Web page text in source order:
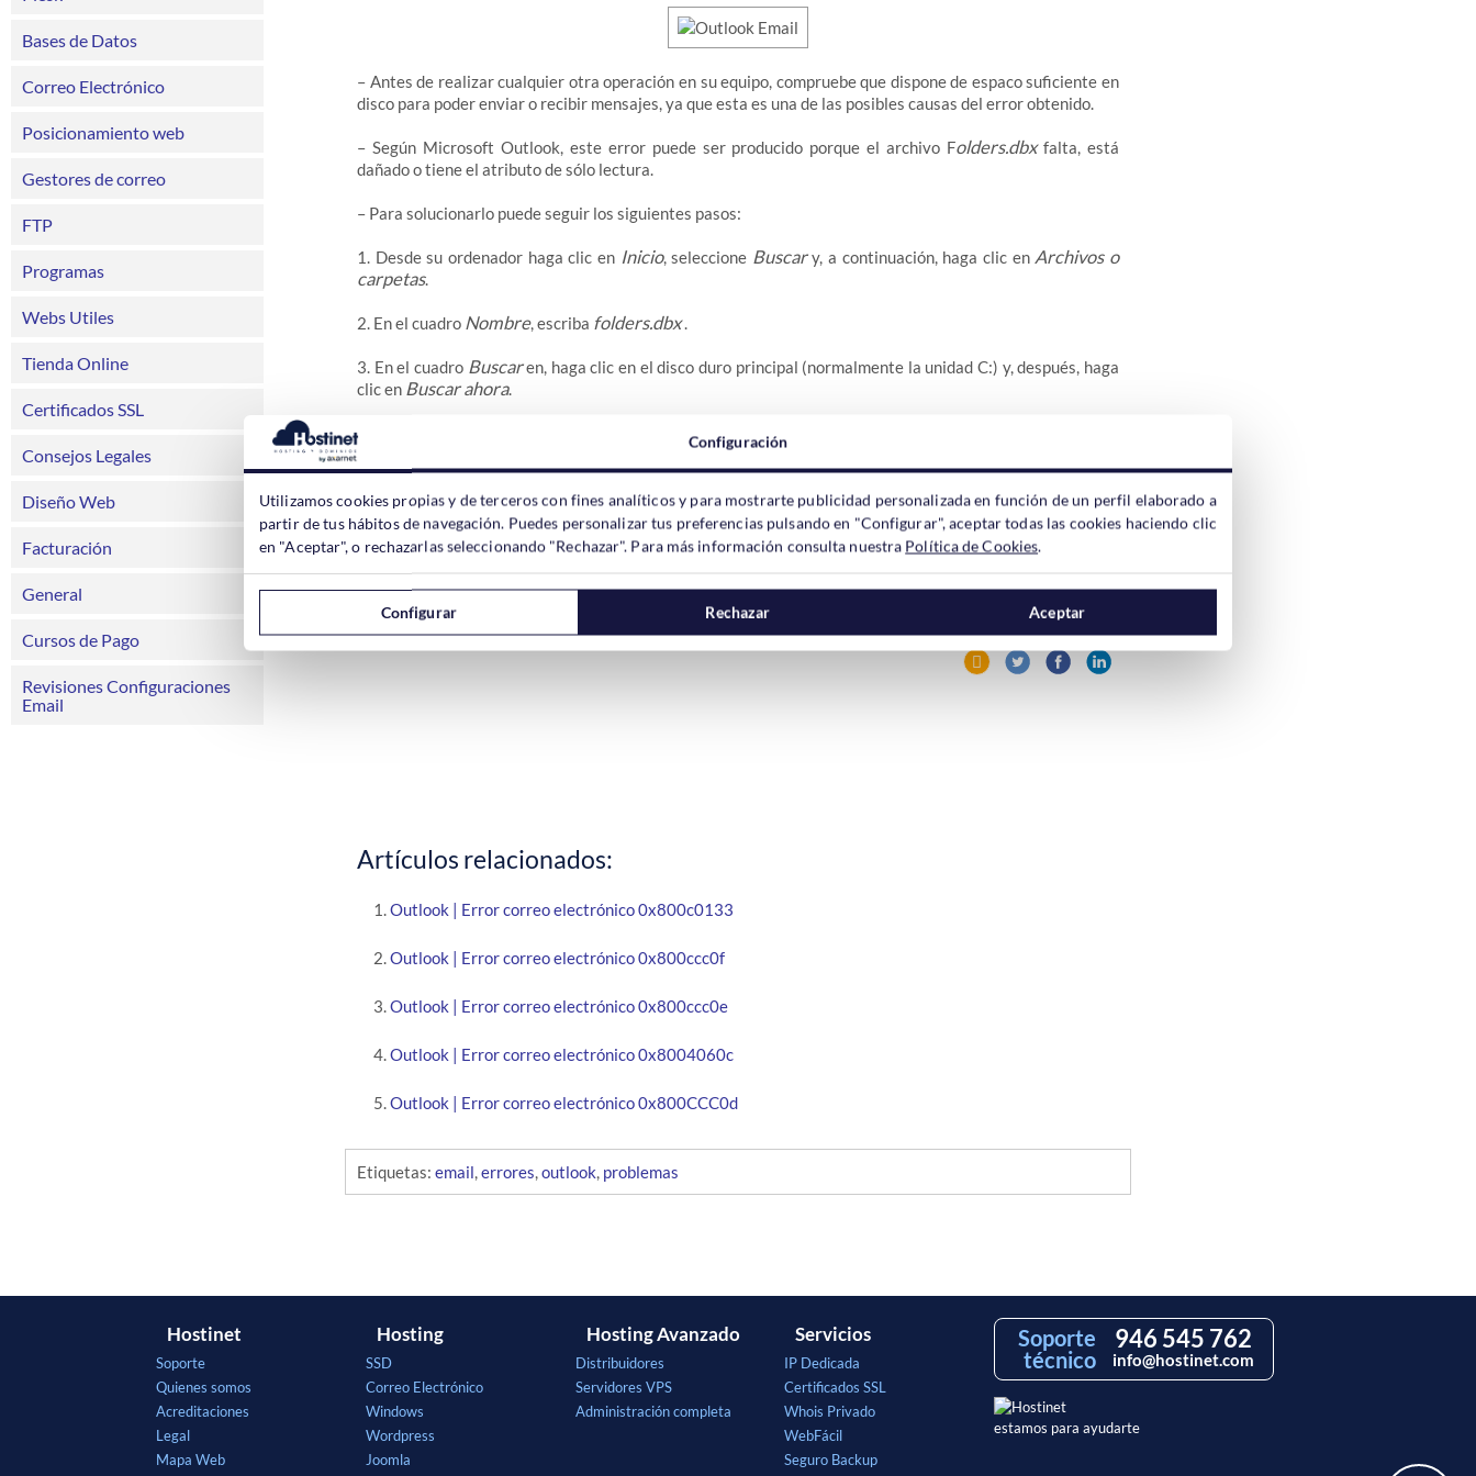
Bases de Datos
Correo Electrónico
Posicionamiento web
Gestores de correo
FTP
Programas
Webs Utiles
Tienda Online
Certificados SSL
Consejos Legales
Diseño Web
Facturación
General
Cursos de Pago
Revisiones Configuraciones
Email
– Antes de realizar cualquier otra operación en su equipo, compruebe que dispone de espaco suficiente en
disco para poder enviar o recibir mensajes, ya que esta es una de las posibles causas del error obtenido.
– Según Microsoft Outlook, este error puede ser producido porque el archivo Folders.dbxfalta, está
dañado o tiene el atributo de sólo lectura.
– Para solucionarlo puede seguir los siguientes pasos:
1. Desde su ordenador haga clic en Inicio, seleccione Buscary, a continuación, haga clic en Archivos o
carpetas.
2. En el cuadro Nombre, escriba folders.dbx.
3. En el cuadro Buscaren, haga clic en el disco duro principal (normalmente la unidad C:) y, después, haga
clic en Buscar ahora.
4. Haga clic con el botón secundario del mouse (ratón) en el archivo
5. Escribafolders.oldy, a continuación, haga clic enAceptar.
6. InicieOutlook Express . Se creará automáticamente un nuevo archivoFolders.dbx.
– Le recomendamos que antes de seguir estos pasos realice una copia de seguridad de sus correos para
evitar pérdidas no deseadas.
Artículos relacionados:
Outlook | Error correo electrónico 0x800c0133
Outlook | Error correo electrónico 0x800ccc0f
Outlook | Error correo electrónico 0x800ccc0e
Outlook | Error correo electrónico 0x8004060c
Outlook | Error correo electrónico 0x800CCC0d
Etiquetas: email,errores,outlook, problemas
Hostinet
Soporte
Quienes somos
Acreditaciones
Legal
Mapa Web
Hosting
SSD
Correo Electrónico
Windows
Wordpress
Joomla
Hosting Avanzado
Distribuidores
Servidores VPS
Administración completa
Servicios
IP Dedicada
Certificados SSL
Whois Privado
WebFácil
Seguro Backup
Soporte
técnico
946 545 762
info@hostinet.com
estamos para ayudarte
Configuración
Utilizamos cookies propias y de terceros con fines analíticos y para mostrarte publicidad personalizada en función de un perfil elaborado a
partir de tus hábitos de navegación. Puedes personalizar tus preferencias pulsando en "Configurar", aceptar todas las cookies haciendo clic
en "Aceptar", o rechazarlas seleccionando "Rechazar". Para más información consulta nuestra Política de Cookies.
Configurar Rechazar Aceptar